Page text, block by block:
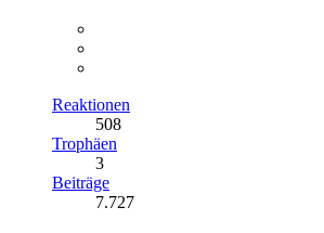
Reaktionen
508
Trophäen
3
Beiträge
7.727